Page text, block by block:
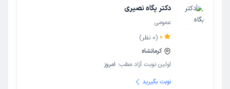
دکتر پگاه نصیری
عمومی
0
(
0 نظر)
کرمانشاه
اولین نوبت آزاد مطب: امروز
نوبت بگیرید